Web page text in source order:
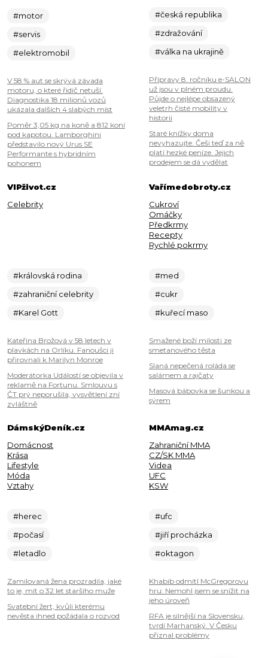
#motor
#servis
#elektromobil
V 58 % aut se skrývá závada
motoru, o které řidič netuší.
Diagnostika 18 milionů vozů
ukázala dalších 4 slabých míst
Poměr 3,05 kg na koně a 812 koní
pod kapotou. Lamborghini
představilo nový Urus SE
Performante s hybridním
pohonem
#česká republika
#zdražování
#válka na ukrajině
Přípravy 8. ročníku e-SALON
už jsou v plném proudu.
Půjde o nejlépe obsazený
veletrh čisté mobility v
historii
Staré knížky doma
nevyhazujte. Češi teď za ně
platí hezké peníze. Jejich
prodejem se dá vydělat
VIPživot.cz
Celebrity
#královská rodina
#zahraniční celebrity
#Karel Gott
Kateřina Brožová v 58 letech v
plavkách na Orlíku. Fanoušci ji
přirovnali k Marilyn Monroe
Moderátorka Událostí se objevila v
reklamě na Fortunu. Smlouvu s
ČT prý neporušila, vysvětlení zní
zvláštně
Vařímedobroty.cz
Cukroví
Omáčky
Předkrmy
Recepty
Rychlé pokrmy
#med
#cukr
#kuřecí maso
Smažené boží milosti ze
smetanového těsta
Slaná nepečená roláda se
salámem a rajčaty
Masová bábovka se šunkou a
sýrem
DámskýDeník.cz
Domácnost
Krása
Lifestyle
Móda
Vztahy
#herec
#počasí
#letadlo
Zamilovaná žena prozradila, jaké
to je, mít o 32 let staršího muže
Svatební žert, kvůli kterému
nevěsta ihned požádala o rozvod
MMAmag.cz
Zahraniční MMA
CZ/SK MMA
Videa
UFC
KSW
#ufc
#jiří procházka
#oktagon
Khabib odmítl McGregorovu
hru: Nemohl jsem se snížit na
jeho úroveň
RFA je silnější na Slovensku,
tvrdí Marhanský. V Česku
přiznal problémy